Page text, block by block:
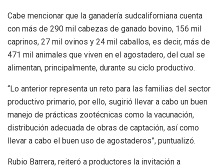
Cabe mencionar que la ganadería sudcaliforniana cuenta
con más de 290 mil cabezas de ganado bovino, 156 mil
caprinos, 27 mil ovinos y 24 mil caballos, es decir, más de
471 mil animales que viven en el agostadero, del cual se
alimentan, principalmente, durante su ciclo productivo.
“Lo anterior representa un reto para las familias del sector
productivo primario, por ello, sugirió llevar a cabo un buen
manejo de prácticas zootécnicas como la vacunación,
distribución adecuada de obras de captación, así como
llevar a cabo el buen uso de agostaderos”, puntualizó.
Rubio Barrera, reiteró a productores la invitación a